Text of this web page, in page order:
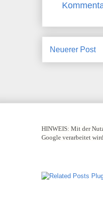
Neuerer Post
HINWEIS: Mit der
Google verarbeitet